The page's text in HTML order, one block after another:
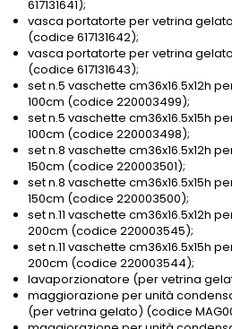
617131641);
vasca portatorte per vetrina
(codice 617131642);
vasca portatorte per vetrina
(codice 617131643);
set n.5 vaschette cm36x16.5x12h
100cm (codice 220003499);
set n.5 vaschette cm36x16.5x15h
100cm (codice 220003498);
set n.8 vaschette cm36x16.5x12h
150cm (codice 220003501);
set n.8 vaschette cm36x16.5x15h
150cm (codice 220003500);
set n.11 vaschette cm36x16.5x12h
200cm (codice 220003545);
set n.11 vaschette cm36x16.5x15h
200cm (codice 220003544);
lavaporzionatore (per vetrina
maggiorazione per unità
(per vetrina gelato) (codice